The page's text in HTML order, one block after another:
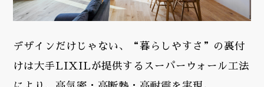
デザインだけじゃない、“暮らしやすさ”の裏付
けは大手LIXILが提供するスーパーウォール工法